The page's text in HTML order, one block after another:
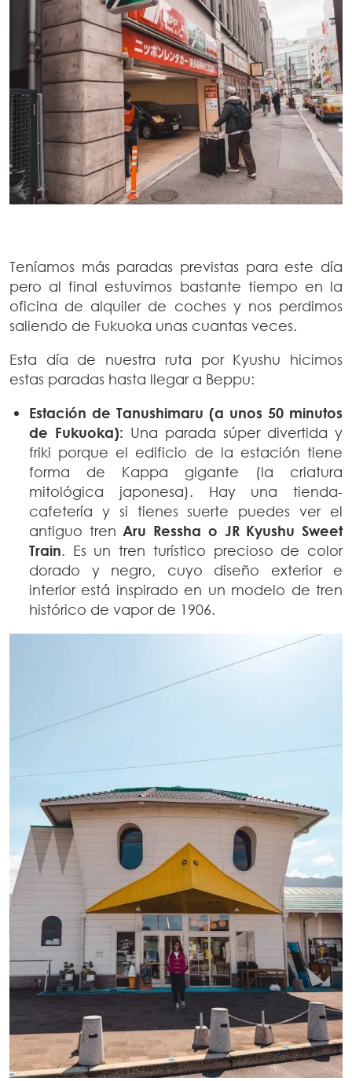
Teníamos más paradas previstas para este día
pero al final estuvimos bastante tiempo en la
oficina de alquiler de coches y nos perdimos
saliendo de Fukuoka unas cuantas veces.
Esta día de nuestra ruta por Kyushu hicimos
estas paradas hasta llegar a Beppu:
Estación de Tanushimaru (a unos 50 minutos
de Fukuoka): Una parada súper divertida y
friki porque el edificio de la estación tiene
forma de Kappa gigante (la criatura
mitológica japonesa). Hay una tienda-
cafetería y si tienes suerte puedes ver el
antiguo tren Aru Ressha o JR Kyushu Sweet
Train. Es un tren turístico precioso de color
dorado y negro, cuyo diseño exterior e
interior está inspirado en un modelo de tren
histórico de vapor de 1906.